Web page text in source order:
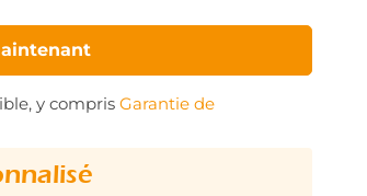
y compris Garantie de